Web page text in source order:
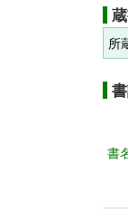
所
書